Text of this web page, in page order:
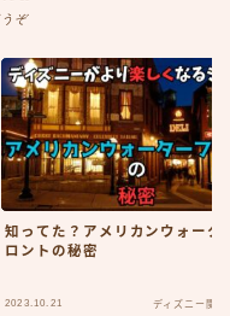
ぞ
知ってた？アメリカンウォータ
ロントの秘密
2023.10.21 ディズニー関連